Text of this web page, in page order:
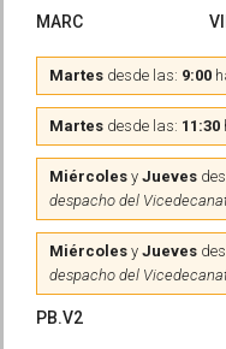
MARC
Martes desde las: 9:00
Martes desde las: 11:30
Miércoles y Jueves
despacho del
Miércoles y Jueves
despacho del
PB.V2